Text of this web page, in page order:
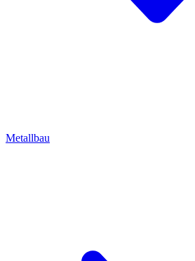
Metallbau